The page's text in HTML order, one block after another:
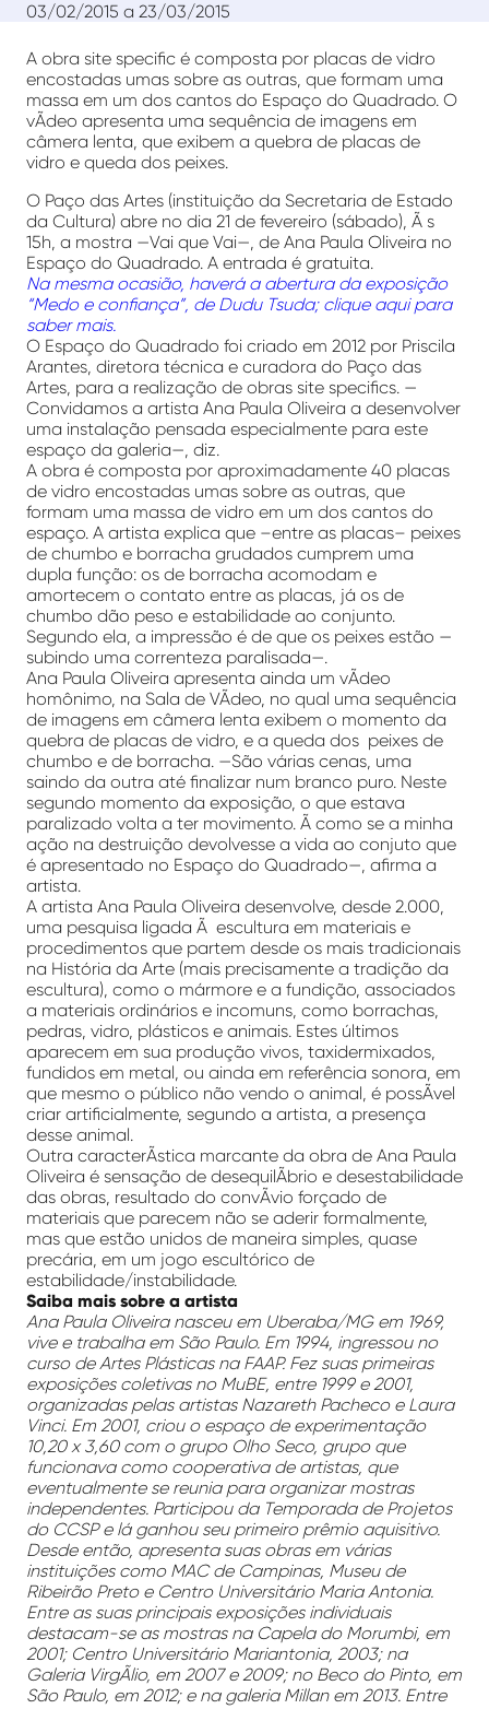
03/02/2015 a 23/03/2015
A obra site specific é composta por placas de vidro
encostadas umas sobre as outras, que formam uma
massa em um dos cantos do Espaço do Quadrado. O
vÃ­deo apresenta uma sequência de imagens em
câmera lenta, que exibem a quebra de placas de
vidro e queda dos peixes.
O Paço das Artes (instituição da Secretaria de Estado
da Cultura) abre no dia 21 de fevereiro (sábado), Ã s
15h, a mostra —Vai que Vai—, de Ana Paula Oliveira no
Espaço do Quadrado. A entrada é gratuita.
Na mesma ocasião, haverá a abertura da exposição
“Medo e confiança”, de Dudu Tsuda; clique aqui para
saber mais.
O Espaço do Quadrado foi criado em 2012 por Priscila
Arantes, diretora técnica e curadora do Paço das
Artes, para a realização de obras site specifics. —
Convidamos a artista Ana Paula Oliveira a desenvolver
uma instalação pensada especialmente para este
espaço da galeria—, diz.
A obra é composta por aproximadamente 40 placas
de vidro encostadas umas sobre as outras, que
formam uma massa de vidro em um dos cantos do
espaço. A artista explica que –entre as placas– peixes
de chumbo e borracha grudados cumprem uma
dupla função: os de borracha acomodam e
amortecem o contato entre as placas, já os de
chumbo dão peso e estabilidade ao conjunto.
Segundo ela, a impressão é de que os peixes estão —
subindo uma correnteza paralisada—.
Ana Paula Oliveira apresenta ainda um vÃ­deo
homônimo, na Sala de VÃ­deo, no qual uma sequência
de imagens em câmera lenta exibem o momento da
quebra de placas de vidro, e a queda dos peixes de
chumbo e de borracha. —São várias cenas, uma
saindo da outra até finalizar num branco puro. Neste
segundo momento da exposição, o que estava
paralizado volta a ter movimento. Ã como se a minha
ação na destruição devolvesse a vida ao conjuto que
é apresentado no Espaço do Quadrado—, afirma a
artista.
A artista Ana Paula Oliveira desenvolve, desde 2.000,
uma pesquisa ligada Ã escultura em materiais e
procedimentos que partem desde os mais tradicionais
na História da Arte (mais precisamente a tradição da
escultura), como o mármore e a fundição, associados
a materiais ordinários e incomuns, como borrachas,
pedras, vidro, plásticos e animais. Estes últimos
aparecem em sua produção vivos, taxidermixados,
fundidos em metal, ou ainda em referência sonora, em
que mesmo o público não vendo o animal, é possÃ­vel
criar artificialmente, segundo a artista, a presença
desse animal.
Outra caracterÃ­stica marcante da obra de Ana Paula
Oliveira é sensação de desequilÃ­brio e desestabilidade
das obras, resultado do convÃ­vio forçado de
materiais que parecem não se aderir formalmente,
mas que estão unidos de maneira simples, quase
precária, em um jogo escultórico de
estabilidade/instabilidade.
Saiba mais sobre a artista
Ana Paula Oliveira nasceu em Uberaba/MG em 1969,
vive e trabalha em São Paulo. Em 1994, ingressou no
curso de Artes Plásticas na FAAP. Fez suas primeiras
exposições coletivas no MuBE, entre 1999 e 2001,
organizadas pelas artistas Nazareth Pacheco e Laura
Vinci. Em 2001, criou o espaço de experimentação
10,20 x 3,60 com o grupo Olho Seco, grupo que
funcionava como cooperativa de artistas, que
eventualmente se reunia para organizar mostras
independentes. Participou da Temporada de Projetos
do CCSP e lá ganhou seu primeiro prêmio aquisitivo.
Desde então, apresenta suas obras em várias
instituições como MAC de Campinas, Museu de
Ribeirão Preto e Centro Universitário Maria Antonia.
Entre as suas principais exposições individuais
destacam-se as mostras na Capela do Morumbi, em
2001; Centro Universitário Mariantonia, 2003; na
Galeria VirgÃ­lio, em 2007 e 2009; no Beco do Pinto, em
São Paulo, em 2012; e na galeria Millan em 2013. Entre